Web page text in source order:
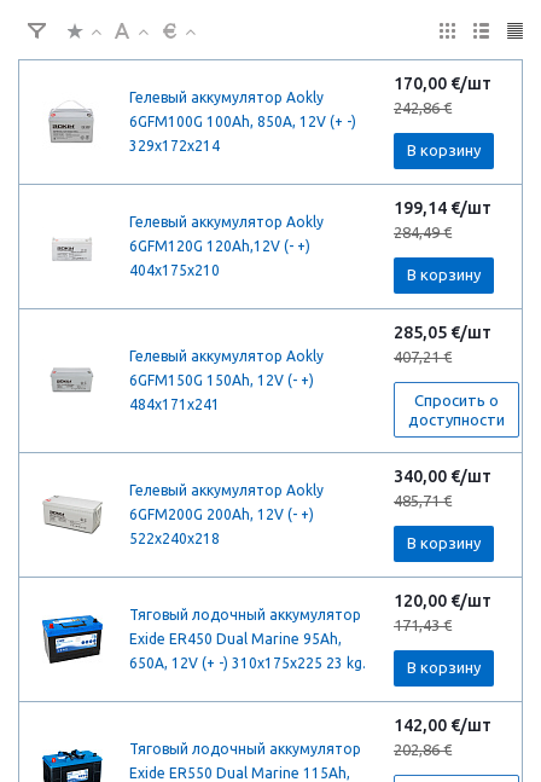
Гелевый аккумулятор Aokly
6GFM100G 100Ah, 850A, 12V (+ -)
329x172x214
170,00 €/шт
242,86 €
В корзину
Гелевый аккумулятор Aokly
6GFM120G 120Ah,12V (- +)
404x175x210
199,14 €/шт
284,49 €
В корзину
Гелевый аккумулятор Aokly
6GFM150G 150Ah, 12V (- +)
484x171x241
285,05 €/шт
407,21 €
Спросить о
доступности
Гелевый аккумулятор Aokly
6GFM200G 200Ah, 12V (- +)
522x240x218
340,00 €/шт
485,71 €
В корзину
Тяговый лодочный аккумулятор
Exide ER450 Dual Marine 95Ah,
650A, 12V (+ -) 310x175x225 23 kg.
120,00 €/шт
171,43 €
В корзину
Тяговый лодочный аккумулятор
Exide ER550 Dual Marine 115Ah,
142,00 €/шт
202,86 €